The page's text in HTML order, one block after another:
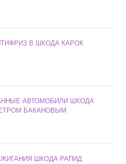
В ШКОДА КАРОК
АВТОМОБИЛИ ШКОДА
БАКАНОВЫМ
ШКОДА РАПИД